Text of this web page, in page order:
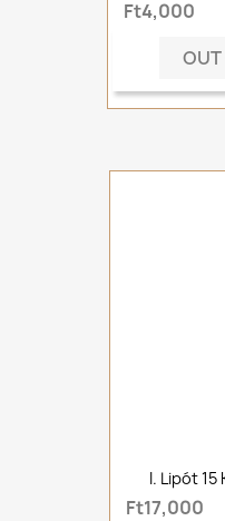
Ft4,000
I. Lipót
Ft17,000